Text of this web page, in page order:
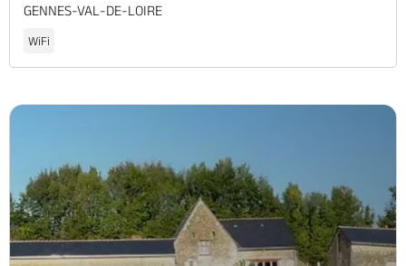
GENNES-VAL-DE-LOIRE
WiFi